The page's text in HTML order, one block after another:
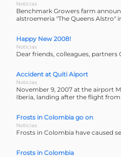
Noticias
Benchmark Growers farm
alstroemeria "The Queens Alstro"
Happy New 2008!
Noticias
Dear friends, colleagues,
Accident at Quiti Aiport
Noticias
November 9, 2007 at the airport
Iberia, landing after the flight
Frosts in Colombia go on
Noticias
Frosts in Colombia have caused
Frosts in Colombia